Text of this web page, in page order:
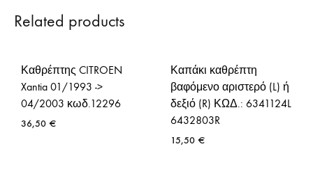
Related products
Καθρέπτης CITROEN
Xantia 01/1993 ->
04/2003 κωδ.12296
36,50 €
Καπάκι καθρέπτη
βαφόμενο αριστερό (L) ή
δεξιό (R) ΚΩΔ.: 6341124L
6432803R
15,50 €